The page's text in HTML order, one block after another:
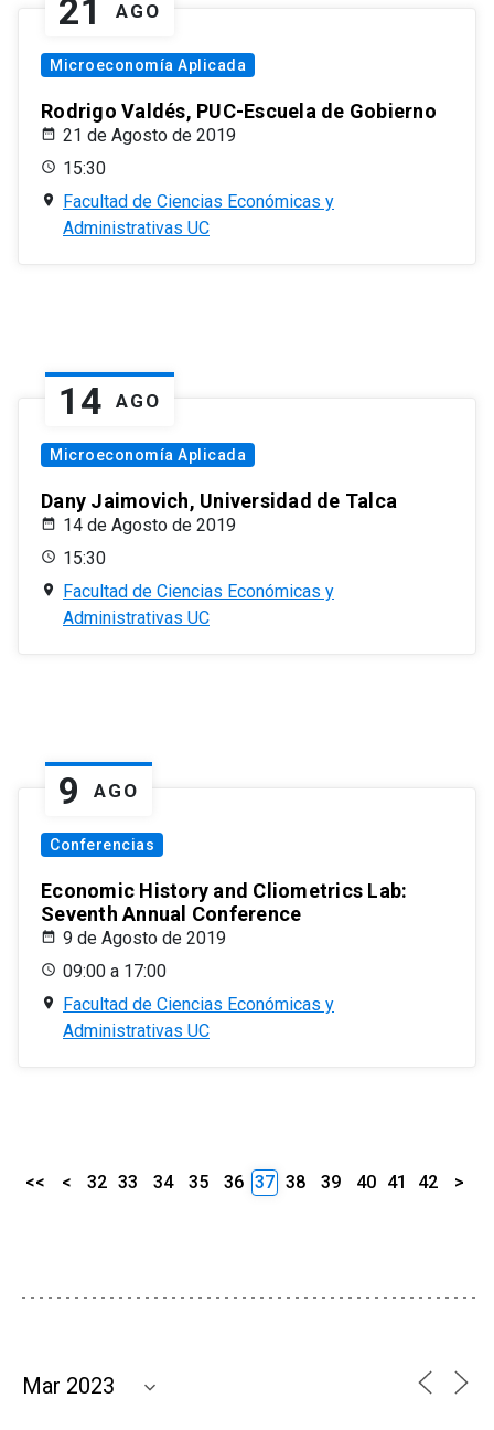
21 AGO
Microeconomía Aplicada
Rodrigo Valdés, PUC-Escuela de Gobierno
21 de Agosto de 2019
15:30
Facultad de Ciencias Económicas y
Administrativas UC
14 AGO
Microeconomía Aplicada
Dany Jaimovich, Universidad de Talca
14 de Agosto de 2019
15:30
Facultad de Ciencias Económicas y
Administrativas UC
9 AGO
Conferencias
Economic History and Cliometrics Lab:
Seventh Annual Conference
9 de Agosto de 2019
09:00 a 17:00
Facultad de Ciencias Económicas y
Administrativas UC
<< < 32 33 34 35 36 37 38 39 40 41 42 >